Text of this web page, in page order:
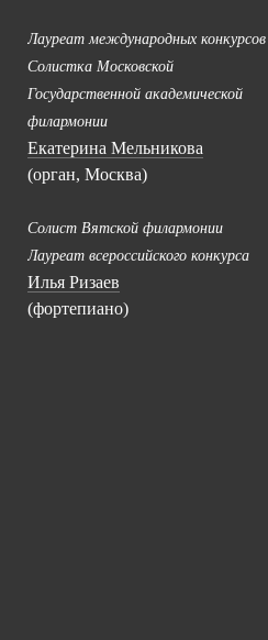
Лауреат международных конкурсов
Солистка Московской
Государственной академической
филармонии
Екатерина Мельникова
(орган, Москва)
Солист Вятской филармонии
Лауреат всероссийского конкурса
Илья Ризаев
(фортепиано)